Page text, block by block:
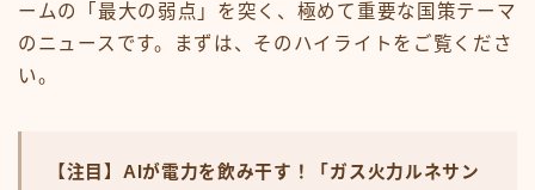
ームの「最大の弱点」を突く、極めて重要な国策テーマ
のニュースです。まずは、そのハイライトをご覧くださ
い。
【注目】AIが電力を飲み干す！「ガス火力ルネサン